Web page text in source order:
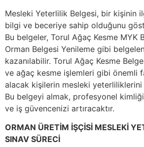
Mesleki Yeterlilik Belgesi, bir kişinin
bilgi ve beceriye sahip olduğunu
Bu belgeler, Torul Ağaç Kesme MYK
Orman Belgesi Yenileme gibi
kazanılabilir. Torul Ağaç Kesme
ve ağaç kesme işlemleri gibi önemli
alacak kişilerin mesleki
Bu belgeyi almak, profesyonel
ve iş güvencenizi artıracaktır.
ORMAN ÜRETİM İŞÇİSİ MESLEKİ
SINAV SÜRECİ